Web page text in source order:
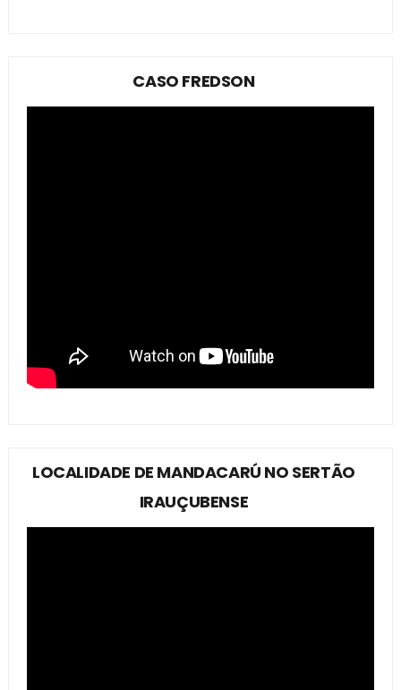
CASO FREDSON
LOCALIDADE DE MANDACARÚ NO SERTÃO
IRAUÇUBENSE